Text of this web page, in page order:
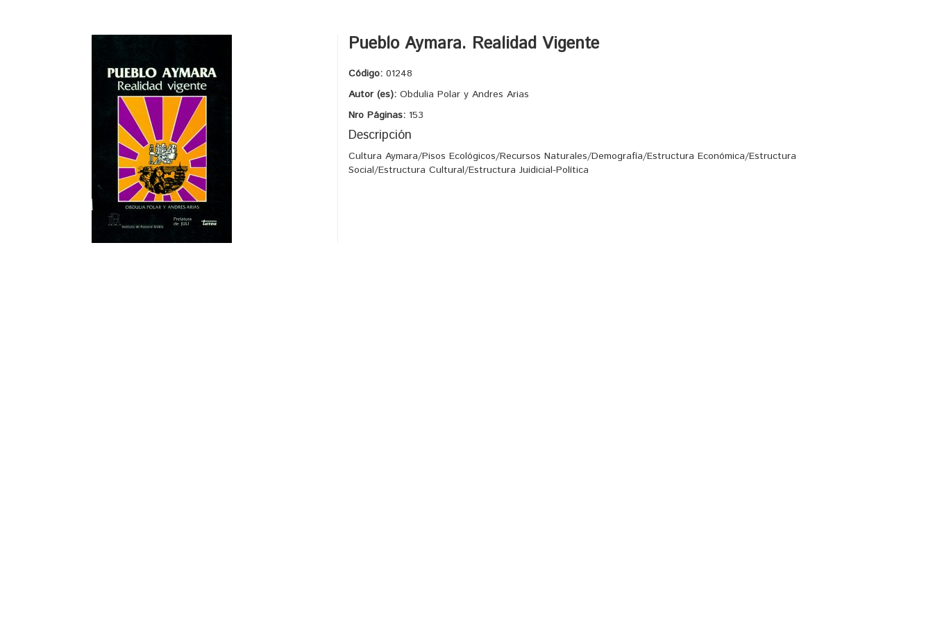
Pueblo Aymara. Realidad Vigente
Código: 01248
Autor (es): Obdulia Polar y Andres Arias
Nro Páginas: 153
Descripción
Cultura Aymara/Pisos Ecológicos/Recursos Naturales/Demografía/Estructura Económica/Estructura
Social/Estructura Cultural/Estructura Juidicial-Política